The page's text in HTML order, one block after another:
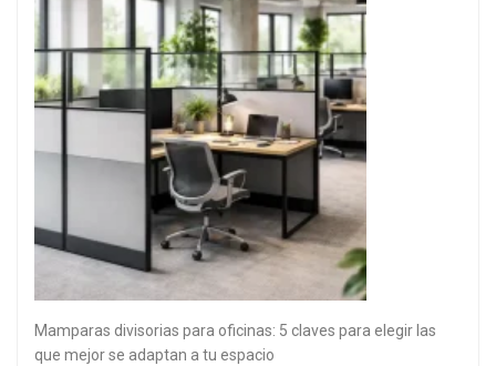
Mamparas divisorias para oficinas: 5 claves para elegir las
que mejor se adaptan a tu espacio